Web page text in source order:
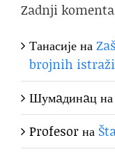
Zadnji
Танасијена
brojnih
Шумaдинaцна
Profesorна